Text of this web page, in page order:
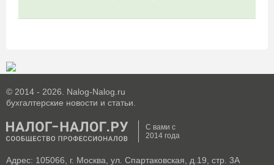
© 2014 - 2026. Nalog-Nalog.ru
бухгалтерские новости и статьи.
С вами с
2014 года
Адрес: 105066, г. Москва, ул. Спартаковская, д.19, стр. 3А